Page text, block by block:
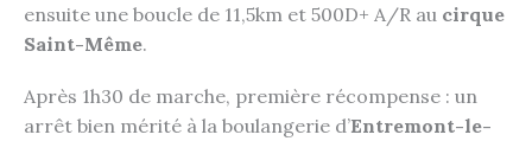
ensuite une boucle de 11,5km et 500D+ A/R au cirque
Saint-Même.
Après 1h30 de marche, première récompense : un
arrêt bien mérité à la boulangerie d’Entremont-le-